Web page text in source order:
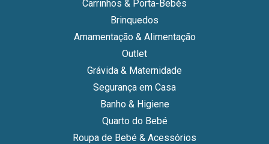
Carrinhos & Porta-Bebés
Brinquedos
Amamentação & Alimentação
Outlet
Grávida & Maternidade
Segurança em Casa
Banho & Higiene
Quarto do Bebé
Roupa de Bebé & Acessórios